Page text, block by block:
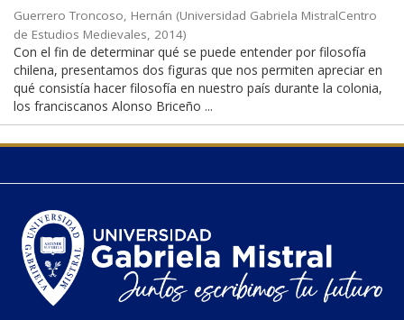
Guerrero Troncoso, Hernán (Universidad Gabriela MistralCentro
de Estudios Medievales, 2014)
Con el fin de determinar qué se puede entender por filosofía
chilena, presentamos dos figuras que nos permiten apreciar en
qué consistía hacer filosofía en nuestro país durante la colonia,
los franciscanos Alonso Briceño ...